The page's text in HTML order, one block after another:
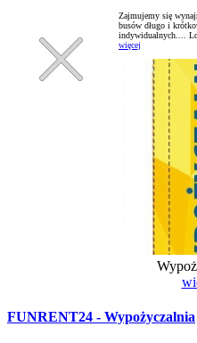
Zajmujemy się
busów długo i
indywidualnych....
więcej
FUNRENT24 - Wypożyczalnia